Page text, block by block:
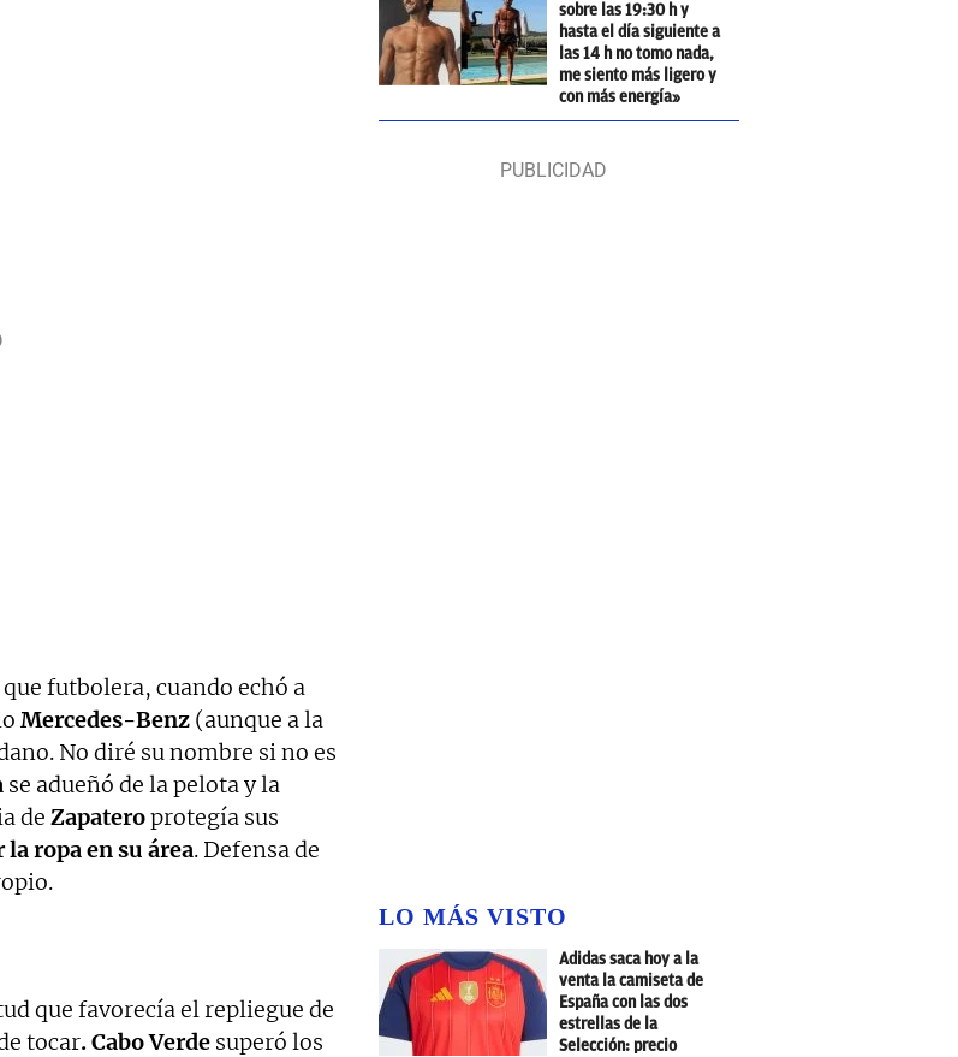
futbolera, cuando echó a
Mercedes-Benz (aunque a la
No diré su nombre si no es
se adueñó de la pelota y la
de Zapateroprotegía sus
la ropa en su área. Defensa de
que favorecía el repliegue de
tocar. Cabo Verde superó los
sobre las 19:30 h y
hasta el día siguiente a
las 14 h no tomo nada,
me siento más ligero y
con más energía»
LO MÁS VISTO
Adidas saca hoy a la
venta la camiseta de
España con las dos
estrellas de la
Selección: precio